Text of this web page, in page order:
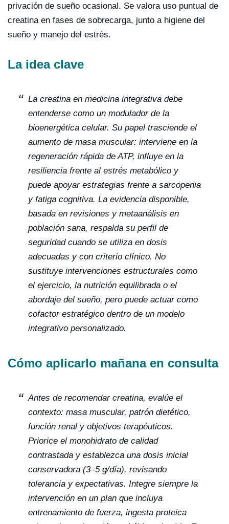
privación de sueño ocasional. Se valora uso puntual de
creatina en fases de sobrecarga, junto a higiene del
sueño y manejo del estrés.
La idea clave
La creatina en medicina integrativa debe
entenderse como un modulador de la
bioenergética celular. Su papel trasciende el
aumento de masa muscular: interviene en la
regeneración rápida de ATP, influye en la
resiliencia frente al estrés metabólico y
puede apoyar estrategias frente a sarcopenia
y fatiga cognitiva. La evidencia disponible,
basada en revisiones y metaanálisis en
población sana, respalda su perfil de
seguridad cuando se utiliza en dosis
adecuadas y con criterio clínico. No
sustituye intervenciones estructurales como
el ejercicio, la nutrición equilibrada o el
abordaje del sueño, pero puede actuar como
cofactor estratégico dentro de un modelo
integrativo personalizado.
Cómo aplicarlo mañana en consulta
Antes de recomendar creatina, evalúe el
contexto: masa muscular, patrón dietético,
función renal y objetivos terapéuticos.
Priorice el monohidrato de calidad
contrastada y establezca una dosis inicial
conservadora (3–5 g/día), revisando
tolerancia y expectativas. Integre siempre la
intervención en un plan que incluya
entrenamiento de fuerza, ingesta proteica